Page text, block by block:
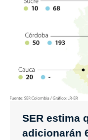
SER estima
adicionarán